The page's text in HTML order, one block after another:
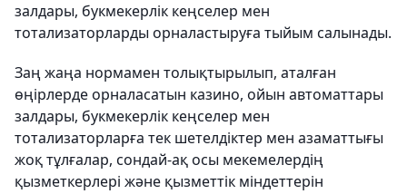
залдары, букмекерлік кеңселер мен
тотализаторларды орналастыруға тыйым салынады.
Заң жаңа нормамен толықтырылып, аталған
өңірлерде орналасатын казино, ойын автоматтары
залдары, букмекерлік кеңселер мен
тотализаторларға тек шетелдіктер мен азаматтығы
жоқ тұлғалар, сондай-ақ осы мекемелердің
қызметкерлері және қызметтік міндеттерін